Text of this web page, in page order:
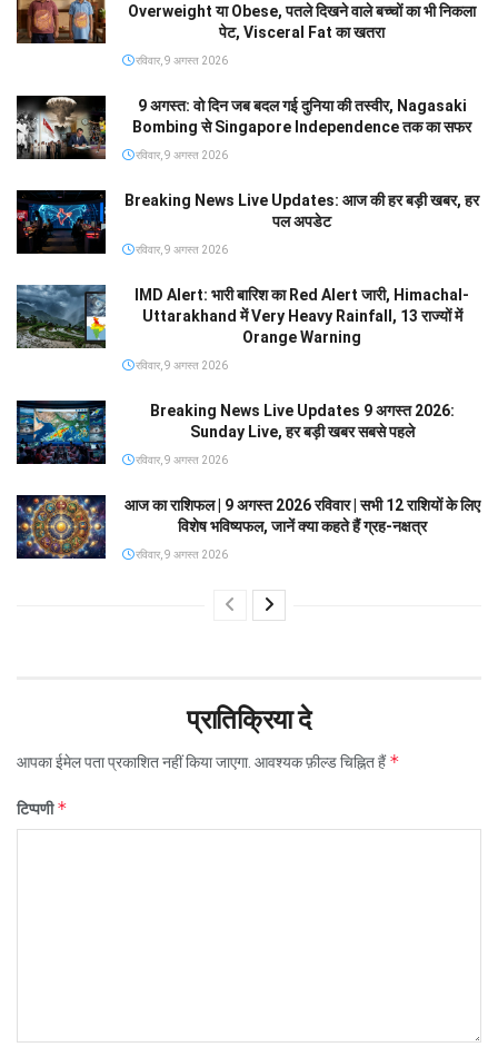
Overweight या Obese, पतले दिखने वाले बच्चों का भी निकला
पेट, Visceral Fat का खतरा
रविवार, 9 अगस्त 2026
9 अगस्त: वो दिन जब बदल गई दुनिया की तस्वीर, Nagasaki
Bombing से Singapore Independence तक का सफर
रविवार, 9 अगस्त 2026
Breaking News Live Updates: आज की हर बड़ी खबर, हर
पल अपडेट
रविवार, 9 अगस्त 2026
IMD Alert: भारी बारिश का Red Alert जारी, Himachal-
Uttarakhand में Very Heavy Rainfall, 13 राज्यों में
Orange Warning
रविवार, 9 अगस्त 2026
Breaking News Live Updates 9 अगस्त 2026:
Sunday Live, हर बड़ी खबर सबसे पहले
रविवार, 9 अगस्त 2026
आज का राशिफल | 9 अगस्त 2026 रविवार | सभी 12 राशियों के लिए
विशेष भविष्यफल, जानें क्या कहते हैं ग्रह-नक्षत्र
रविवार, 9 अगस्त 2026
प्रातिक्रिया दे
आपका ईमेल पता प्रकाशित नहीं किया जाएगा. आवश्यक फ़ील्ड चिह्नित हैं*
टिप्पणी*